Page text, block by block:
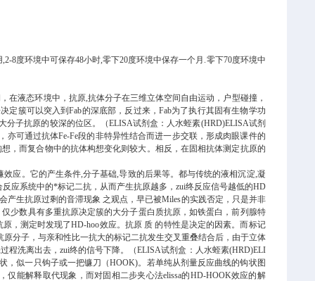
8度环境中可保存48小时,零下20度环境中保存一个月.零下70度环境中
液态环境中，抗原,抗体分子在三维立体空间自由运动，户型碰撞，
簇可以突入到Fab的深底部，反过来，Fab为了执行其固有生物学功
子抗原的较深的位区。（ELISA试剂盒：人水蛭素(HRD)ELISA试剂
可通过抗体Fe-Fe段的非特异性结合而进一步交联，形成肉眼课件的
，而复合物中的抗体构想变化则较大。相反，在固相抗体测定抗原的
应。它的产生条件,分子基础,导致的后果等。都与传统的液相沉淀,凝
应系统中的*标记二抗，从而产生抗原越多，zui终反应信号越低的HD
生抗原过剩的音滞现象 之观点，早已被Miles的实践否定，只是并非
少数具有多重抗原决定簇的大分子蛋白质抗原，如铁蛋白，前列腺特
，测定时发现了HD-hoo效应。抗原 质 的特性是决定的因素。而标记
分子，与亲和性比一抗大的标记二抗发生交叉重叠结合后，由于立体
程洗离出去，zui终的信号下降。（ELISA试剂盒：人水蛭素(HRD)ELI
似一只钩子或一把镰刀（HOOK)。若单纯从剂量反应曲线的钩状图
能解释取代现象，而对固相二步夹心法elissa的HD-HOOK效应的解